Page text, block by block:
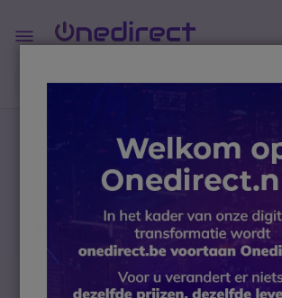
Toggle
Nav
btw)
Headsets
Draadloze
Voor vaste telefoons, PC en mobiele
EPOS IMPACT SDW 5036T EU/UK/AUS MS